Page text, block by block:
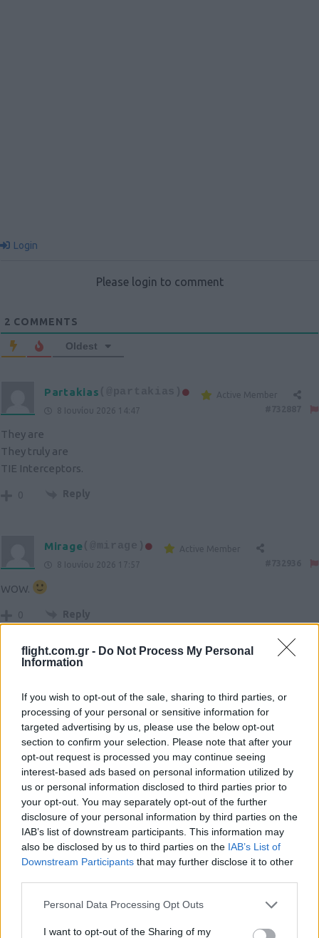
flight.com.gr - Do Not Process My Personal
Information
If you wish to opt-out of the sale, sharing to third parties, or
processing of your personal or sensitive information for
targeted advertising by us, please use the below opt-out
section to confirm your selection. Please note that after your
opt-out request is processed you may continue seeing
interest-based ads based on personal information utilized by
us or personal information disclosed to third parties prior to
your opt-out. You may separately opt-out of the further
disclosure of your personal information by third parties on the
IAB’s list of downstream participants. This information may
also be disclosed by us to third parties on the IAB’s List of
Downstream Participants that may further disclose it to other
Please note that this website/app uses one or more Google
not limited to your visit or usage behaviour. You may click to
Personal Data Processing Opt Outs
I want to opt-out of the Sharing of my
Ροή Ειδήσεων
Τουρκία: «Σαν το Άρθρο 5 του ΝΑΤΟ» η
συμφωνία με Σαουδική Αραβία και
Πακιστάν – στο κάδρο η Αίγυπτος
Login
Please login to comment
2 COMMENTS
Oldest
Partakias
Active Member
8 Ιουνίου 2026 14:47
They are
They truly are
TIE Interceptors.
0 Reply
Mirage
Active Member
8 Ιουνίου 2026 17:57
WOW.
0 Reply